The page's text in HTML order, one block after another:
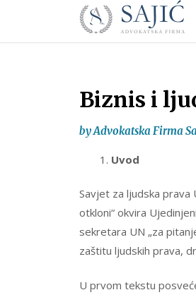
content
Biznis i
byAdvokatska Firma
Uvod
Savjet za ljudska
otkloni“ okvira
sekretara UN „za
zaštitu ljudskih prava,
U prvom tekstu